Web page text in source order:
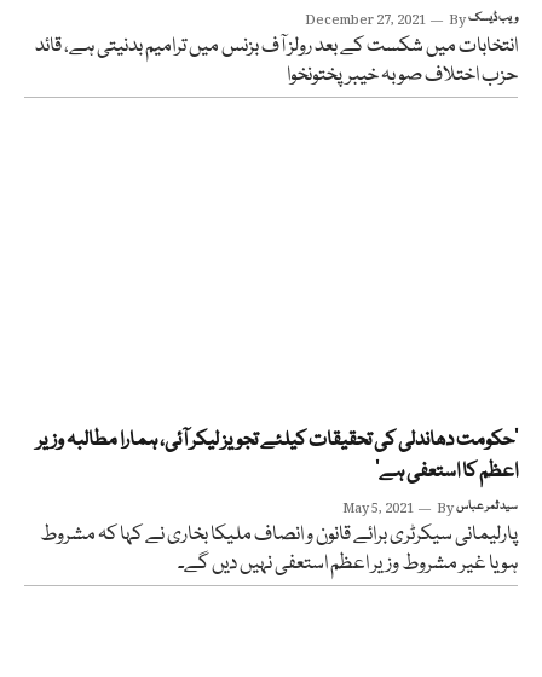
December 27, 2021 Byویب ڈیسک
انتخابات میں شکست کے بعد رولز آف بزنس میں ترامیم بدنیتی ہے، قائد
حزب اختلاف صوبہ خیبرپختونخوا
’حکومت دھاندلی کی تحقیقات کیلئے تجویز لیکر آئی، ہمارا مطالبہ وزیر
اعظم کا استعفی ہے‘
May 5, 2021 Byسید ثمر عباس
پارلیمانی سیکرٹری برائے قانون و انصاف ملیکا بخاری نے کہا کہ مشروط
ہو یا غیر مشروط وزیر اعظم استعفی نہیں دیں گے۔